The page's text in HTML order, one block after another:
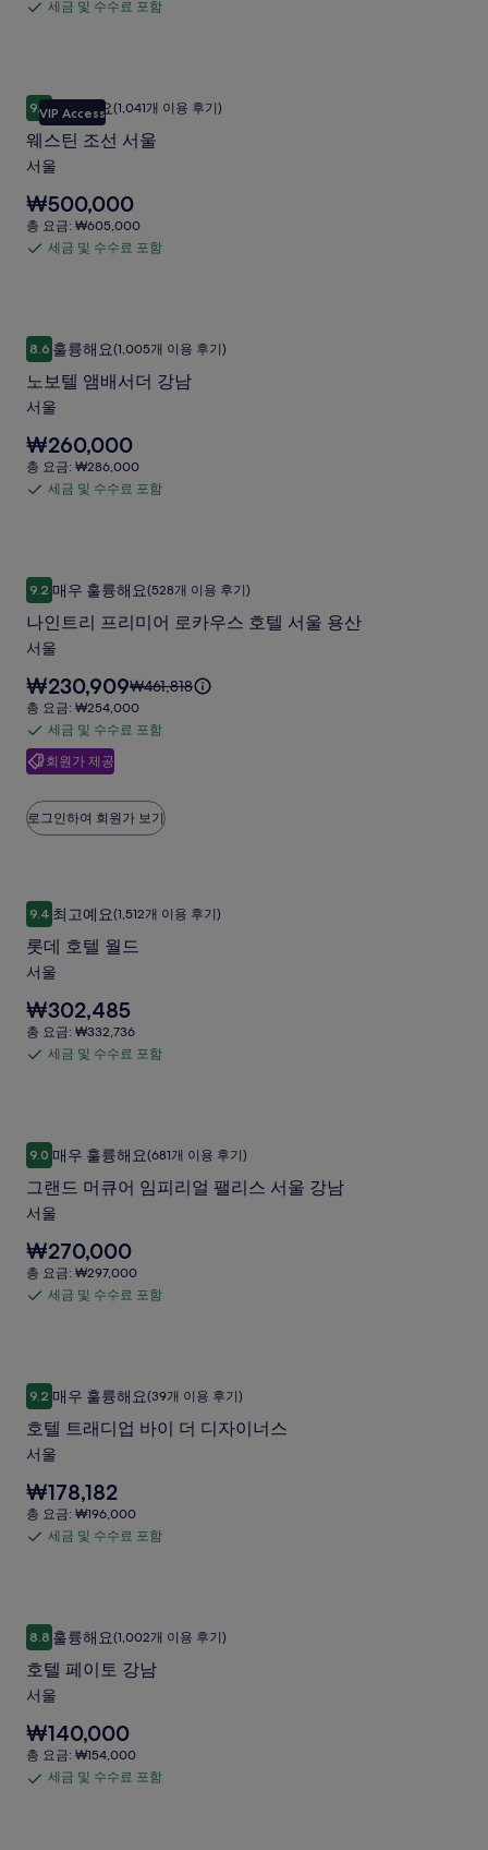
리
트
사
진
갤
러
리
₩449,833
요
세
수
료
포
세금 및 수수료 포함
웨
스
틴
조
선
서
갤
러
리
VIP Access
9.610점 만점 중 9.6점, 최고예요, (1,041개 이용 후기)
최고예요(1,041개 이용 후기)
웨스틴 조선 서울
서울
요
금
은
₩500,000
₩500,000
총
요
총 요금: ₩605,000
세
수
료
포
세금 및 수수료 포함
웨스틴 조선 서울
노
보
텔
앰
배
서
사
진
갤
러
리
8.610점 만점 중 8.6점, 훌륭해요, (1,005개 이용 후기)
훌륭해요(1,005개 이용 후기)
노보텔 앰배서더 강남
서울
요
금
은
₩260,000
₩260,000
총
요
총 요금: ₩286,000
세
수
료
포
세금 및 수수료 포함
노보텔 앰배서더 강남
나
인
트
리
프
리
미
어
로
카
호
텔
서
울
용
산
갤
러
리
9.210점 만점 중 9.2점, 매우 훌륭해요, (528개 이용 후기)
매우 훌륭해요(528개 이용 후기)
나인트리 프리미어 로카우스 호텔 서울 용산
서울
회원가 제공
요
금
은
₩230,909
입
니
다.
₩230,909요
금
은
표
준
요
한
자
세
정
보
를
확
요.
₩461,818
총
요
금:
₩254,000
총 요금: ₩254,000
세
금
수
수
함
세금 및 수수료 포함
나인트리 프리미어 로카우스 호텔 서울 용산
로그인하여 회원가 보기
롯
데
호
텔
월
드
러
리
9.410점 만점 중 9.4점, 최고예요, (1,512개 이용 후기)
최고예요(1,512개 이용 후기)
롯데 호텔 월드
서울
요
금
은
₩302,485
₩302,485
총
요
총 요금: ₩332,736
세
수
수
료
포
세금 및 수수료 포함
롯데 호텔 월드
그
랜
드
머
큐
어
얼
팰
리
스
서
울
사
진
갤
러
리
9.010점 만점 중 9.0점, 매우 훌륭해요, (681개 이용 후기)
매우 훌륭해요(681개 이용 후기)
그랜드 머큐어 임피리얼 팰리스 서울 강남
서울
요
금
₩270,000
₩270,000
총
요
총 요금: ₩297,000
세
수
수
료
포
세금 및 수수료 포함
그랜드 머큐어 임피리얼 팰리스 서울 강남
호
텔
트
래
디
업
디
자
이
너
스
사
9.210점 만점 중 9.2점, 매우 훌륭해요, (39개 이용 후기)
매우 훌륭해요(39개 이용 후기)
호텔 트래디업 바이 더 디자이너스
서울
요
금
₩178,182
₩178,182
총
요
총 요금: ₩196,000
세
수
수
료
포
세금 및 수수료 포함
호텔 트래디업 바이 더 디자이너스
호
텔
페
이
토
강
8.810점 만점 중 8.8점, 훌륭해요, (1,002개 이용 후기)
훌륭해요(1,002개 이용 후기)
호텔 페이토 강남
서울
요
금
₩140,000
₩140,000
총
요
총 요금: ₩154,000
세
세금 및 수수료 포함
호텔 페이토 강남